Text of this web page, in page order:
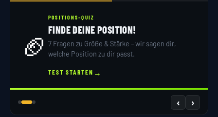
Vielen Dank f\u00fcr deine Teilnahme!","too-
many-chars-for-custom-field":"Text for
{custom_field_name} is too long"},"results":
🏈
POSITIONS-QUIZ
FINDE DEINE POSITION!
7 Fragen zu Größe & Stärke – wir sagen dir,
welche Position zu dir passt.
TEST STARTEN →
‹ ›